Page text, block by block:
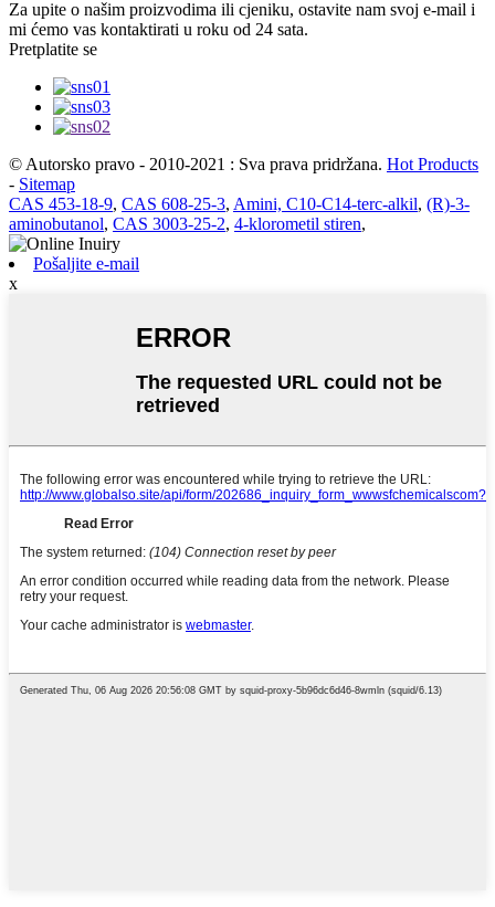
Za upite o našim proizvodima ili cjeniku, ostavite nam svoj e-mail i
mi ćemo vas kontaktirati u roku od 24 sata.
Pretplatite se
© Autorsko pravo - 2010-2021 : Sva prava pridržana. Hot Products
- Sitemap
CAS 453-18-9, CAS 608-25-3, Amini, C10-C14-terc-alkil, (R)-3-
aminobutanol, CAS 3003-25-2, 4-klorometil stiren,
Pošaljite e-mail
x